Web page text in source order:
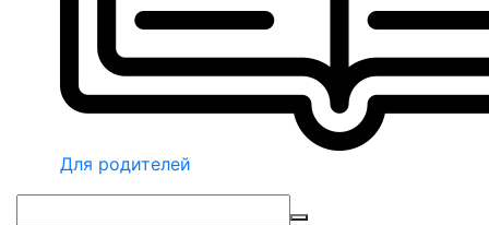
Для родителей